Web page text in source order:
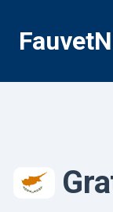
contenuto